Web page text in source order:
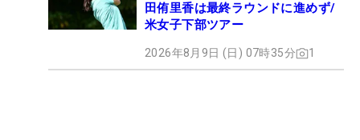
田侑里香は最終ラウンドに進めず/
米女子下部ツアー
2026年8月9日 (日) 07時35分 1